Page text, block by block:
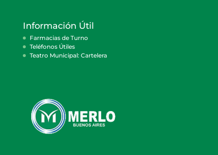
Información Útil
Farmacias de Turno
Teléfonos Útiles
Teatro Municipal: Cartelera